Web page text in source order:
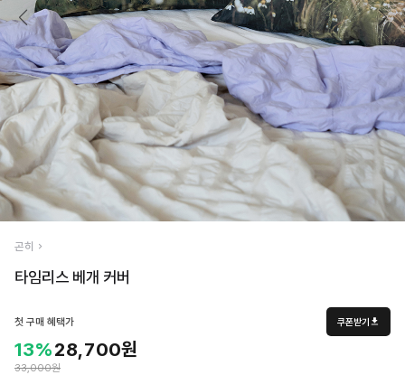
곤히
타임리스 베개 커버
첫 구매 혜택가 쿠폰받기
13%28,700원
33,000원